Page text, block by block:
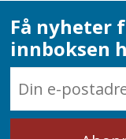
Få nyheter
innboksen